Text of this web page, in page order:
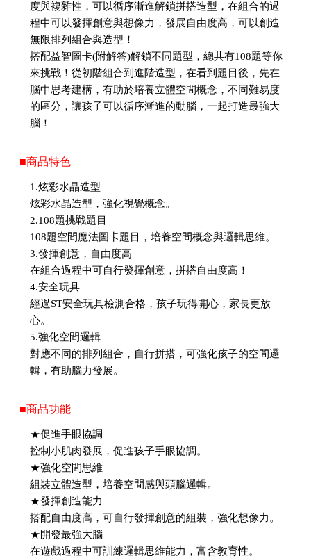
度與複雜性，可以循序漸進解鎖拼搭造型，在組合的過
程中可以發揮創意與想像力，發展自由度高，可以創造
無限排列組合與造型！
搭配益智圖卡(附解答)解鎖不同題型，總共有108題等你
來挑戰！從初階組合到進階造型，在看到題目後，先在
腦中思考建構，有助於培養立體空間概念，不同難易度
的區分，讓孩子可以循序漸進的動腦，一起打造最強大
腦！
■商品特色
1.炫彩水晶造型
炫彩水晶造型，強化視覺概念。
2.108題挑戰題目
108題空間魔法圖卡題目，培養空間概念與邏輯思維。
3.發揮創意，自由度高
在組合過程中可自行發揮創意，拼搭自由度高！
4.安全玩具
經過ST安全玩具檢測合格，孩子玩得開心，家長更放
心。
5.強化空間邏輯
對應不同的排列組合，自行拼搭，可強化孩子的空間邏
輯，有助腦力發展。
■商品功能
★促進手眼協調
控制小肌肉發展，促進孩子手眼協調。
★強化空間思維
組裝立體造型，培養空間感與頭腦邏輯。
★發揮創造能力
搭配自由度高，可自行發揮創意的組裝，強化想像力。
★開發最強大腦
在遊戲過程中可訓練邏輯思維能力，富含教育性。